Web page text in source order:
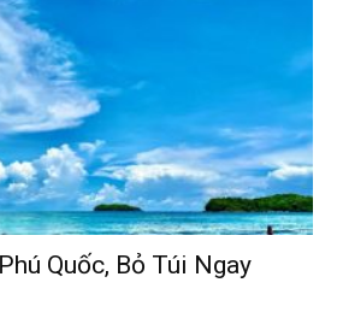
Quốc, Bỏ Túi Ngay